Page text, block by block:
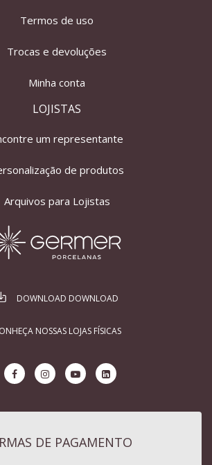
Termos de uso
Trocas e devoluções
Minha conta
LOJISTAS
um representante
de produtos
Arquivos para Lojistas
DOWNLOAD DOWNLOAD
NOSSAS LOJAS FÍSICAS
DE PAGAMENTO